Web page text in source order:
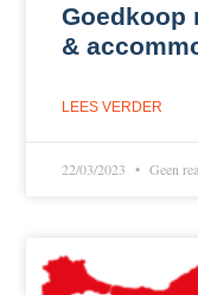
Goedkoop
&
LEES VERDER
22/03/2023 Geen